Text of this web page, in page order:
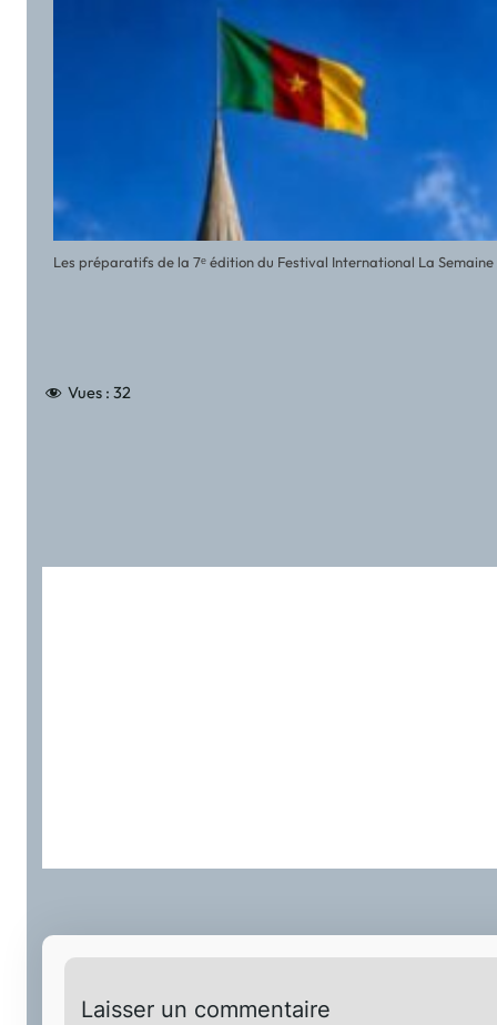
Les préparatifs de la 7ᵉ édition du Festival International La
Vues : 32
Laisser un commentaire